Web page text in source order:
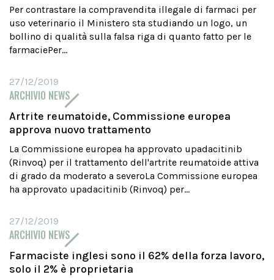
Per contrastare la compravendita illegale di farmaci per
uso veterinario il Ministero sta studiando un logo, un
bollino di qualità sulla falsa riga di quanto fatto per le
farmaciePer...
27/12/2019
ARCHIVIO NEWS
Artrite reumatoide, Commissione europea
approva nuovo trattamento
La Commissione europea ha approvato upadacitinib
(Rinvoq) per il trattamento dell'artrite reumatoide attiva
di grado da moderato a severoLa Commissione europea
ha approvato upadacitinib (Rinvoq) per...
27/12/2019
ARCHIVIO NEWS
Farmaciste inglesi sono il 62% della forza lavoro,
solo il 2% è proprietaria